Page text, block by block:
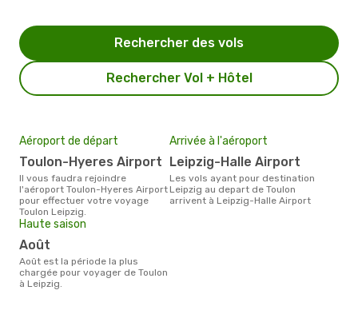
Rechercher Vol + Hôtel
Rechercher des vols
Aéroport de départ
Toulon-Hyeres Airport
Il vous faudra rejoindre
l'aéroport Toulon-Hyeres Airport
pour effectuer votre voyage
Toulon Leipzig.
Arrivée à l'aéroport
Leipzig-Halle Airport
Les vols ayant pour destination
Leipzig au depart de Toulon
arrivent à Leipzig-Halle Airport
Haute saison
août
août est la période la plus
chargée pour voyager de Toulon
à Leipzig.